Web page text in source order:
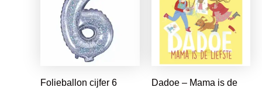
Folieballon cijfer 6
Dadoe – Mama is de